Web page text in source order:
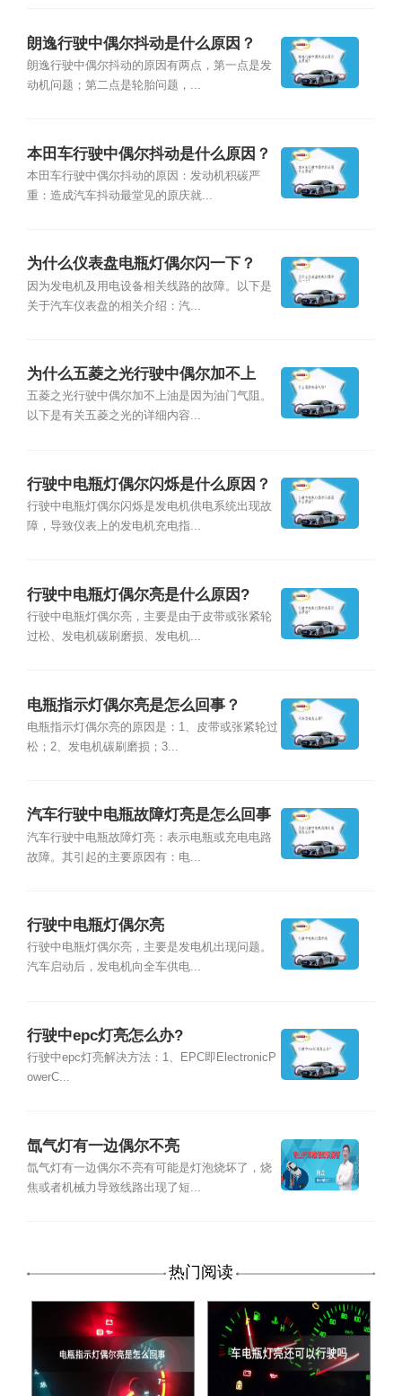
朗逸行驶中偶尔抖动是什么原因？
朗逸行驶中偶尔抖动的原因有两点，第一点是发
动机问题；第二点是轮胎问题，...
本田车行驶中偶尔抖动是什么原因？
本田车行驶中偶尔抖动的原因：发动机积碳严
重：造成汽车抖动最堂见的原庆就...
为什么仪表盘电瓶灯偶尔闪一下？
因为发电机及用电设备相关线路的故障。以下是
关于汽车仪表盘的相关介绍：汽...
为什么五菱之光行驶中偶尔加不上
油？
五菱之光行驶中偶尔加不上油是因为油门气阻。
以下是有关五菱之光的详细内容...
行驶中电瓶灯偶尔闪烁是什么原因？
行驶中电瓶灯偶尔闪烁是发电机供电系统出现故
障，导致仪表上的发电机充电指...
行驶中电瓶灯偶尔亮是什么原因?
行驶中电瓶灯偶尔亮，主要是由于皮带或张紧轮
过松、发电机碳刷磨损、发电机...
电瓶指示灯偶尔亮是怎么回事？
电瓶指示灯偶尔亮的原因是：1、皮带或张紧轮过
松；2、发电机碳刷磨损；3...
汽车行驶中电瓶故障灯亮是怎么回事
汽车行驶中电瓶故障灯亮：表示电瓶或充电电路
故障。其引起的主要原因有：电...
行驶中电瓶灯偶尔亮
行驶中电瓶灯偶尔亮，主要是发电机出现问题。
汽车启动后，发电机向全车供电...
行驶中epc灯亮怎么办?
行驶中epc灯亮解决方法：1、EPC即ElectronicP
owerC...
氙气灯有一边偶尔不亮
氙气灯有一边偶尔不亮有可能是灯泡烧坏了，烧
焦或者机械力导致线路出现了短...
热门阅读